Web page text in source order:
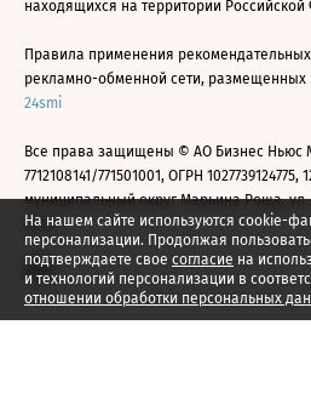
На нашем сайте используются cookie-
персонализации. Продолжая
подтверждаете свое согласие на
и технологий персонализации в
отношении обработки персональных
находящихся на территории
Правила применения
рекламно-обменной сети, размещенных
24smi
Все права защищены © АО Бизнес
7712108141/771501001, ОГРН 1027739124775,
муниципальный округ Марьина Роща, ул.
2026